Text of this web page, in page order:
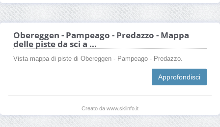
Obereggen - Pampeago - Predazzo - Mappa
delle piste da sci a ...
Vista mappa di piste di Obereggen - Pampeago - Predazzo.
Approfondisci
Creato da www.skiinfo.it